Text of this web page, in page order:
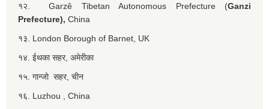
१२. Garzê Tibetan Autonomous Prefecture (Ganzi
Prefecture), China
१३. London Borough of Barnet, UK
१४. ईथका सहर, अमेरीका
१५. गान्जो सहर, चीन
१६. Luzhou , China